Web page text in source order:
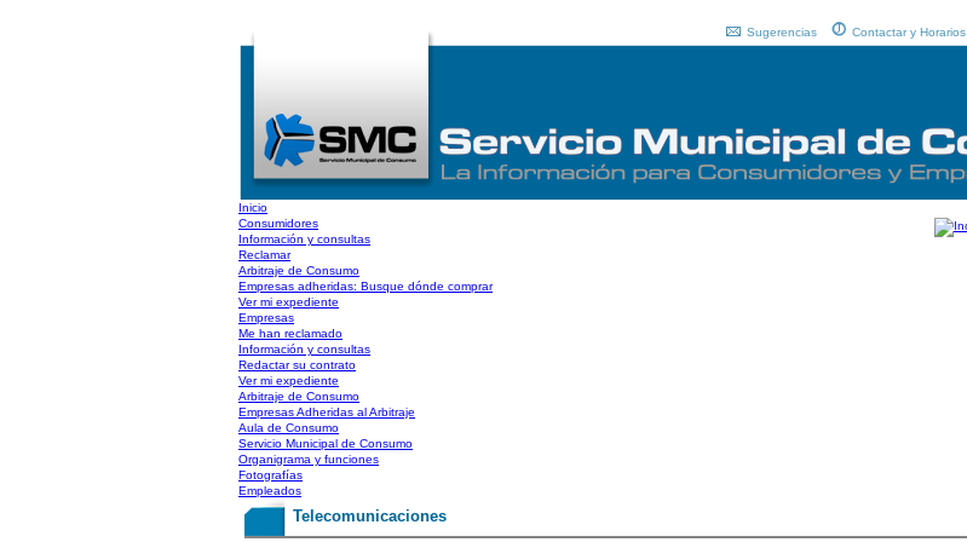
Contactar y Horarios
Sugerencias
Inicio
Consumidores
Información y consultas
Reclamar
Arbitraje de Consumo
Empresas adheridas: Busque dónde comprar
Ver mi expediente
Empresas
Me han reclamado
Información y consultas
Redactar su contrato
Ver mi expediente
Arbitraje de Consumo
Empresas Adheridas al Arbitraje
Aula de Consumo
Servicio Municipal de Consumo
Organigrama y funciones
Fotografías
Empleados
Telecomunicaciones